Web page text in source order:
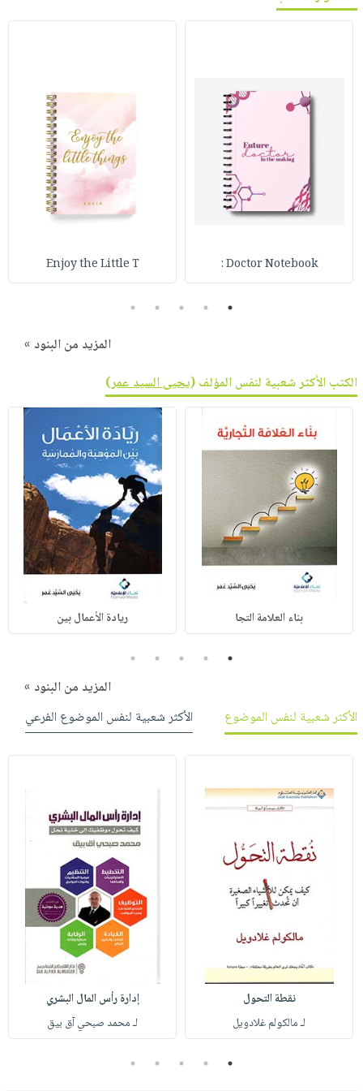
Doctor Notebook :
Enjoy the Little T
1
2
3
4
5
المزيد من البنود »
الكتب الأكثر شعبية لنفس المؤلف (يحيى السيد عمر)
بناء العلامة التجا ريادة الأعمال بين
1
2
3
4
5
المزيد من البنود »
الأكثر شعبية لنفس الموضوع
الأكثر شعبية لنفس الموضوع الفرعي
نقطة التحول
لـ مالكولم غلادويل
إدارة رأس المال البشري
لـ محمد صبحي آق بيق
1
2
3
4
5